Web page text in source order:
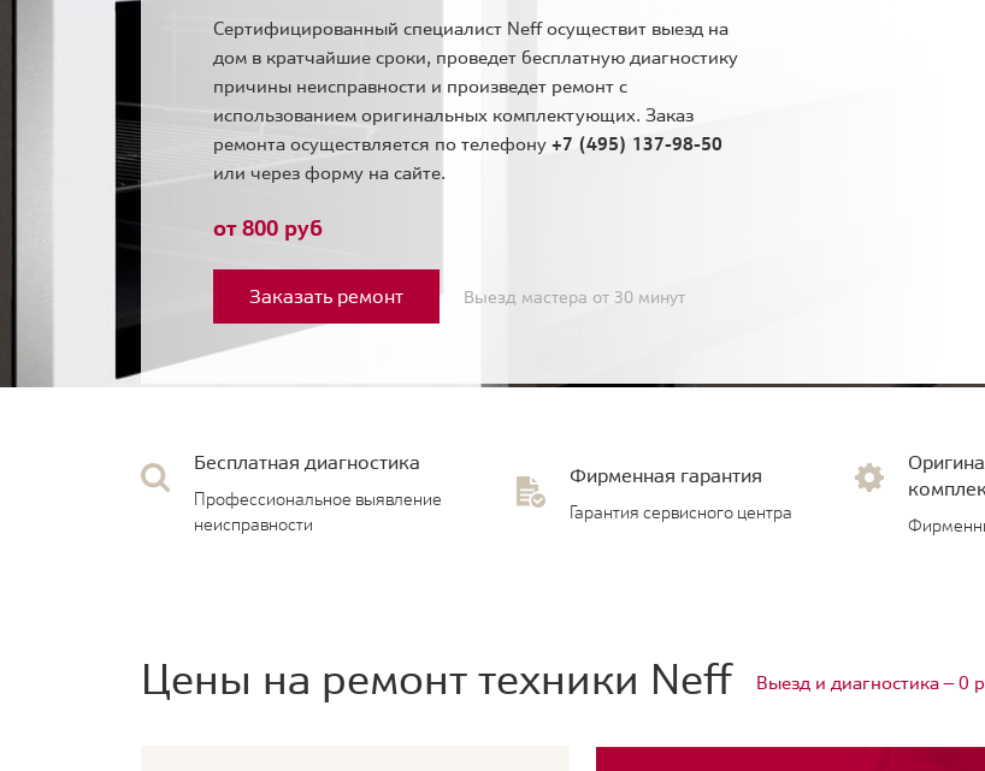
Сертифицированный специалист Neff осуществит выезд на
дом в кратчайшие сроки, проведет бесплатную диагностику
причины неисправности и произведет ремонт с
использованием оригинальных комплектующих. Заказ
ремонта осуществляется по телефону +7 (495) 137-98-50
или через форму на сайте.
от 800 руб
Заказать ремонт Выезд мастера от 30 минут
Бесплатная диагностика
Профессиональное выявление
неисправности
Фирменная гарантия
Гарантия сервисного центра
Цены на ремонт техники Neff Выезд и диагностика — 0